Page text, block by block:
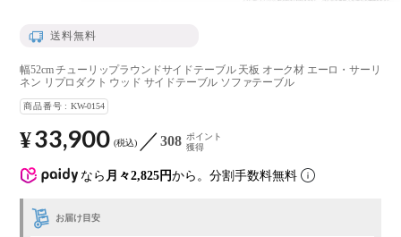
送料無料
幅52cm チューリップラウンドサイドテーブル 天板 オーク材 エーロ・サーリ
ネン リプロダクト ウッド サイドテーブル ソファテーブル
商品番号 KW-0154
なら 月々2,825円から。分割手数料無料
¥33,900 税込 308 ポイント
獲得
お届け目安